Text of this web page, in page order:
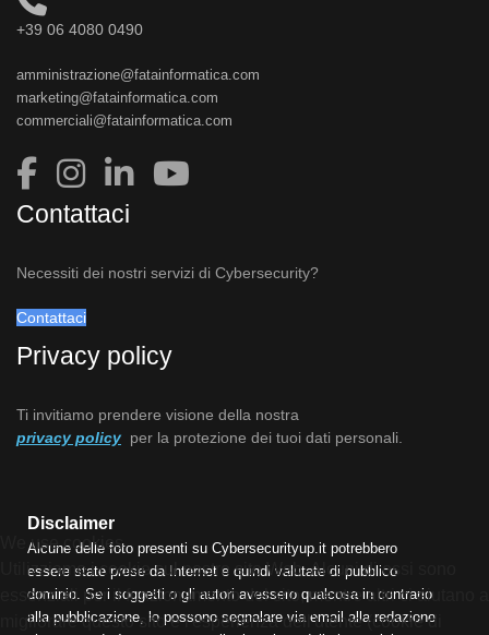
+39 06 4080 0490
amministrazione@fatainformatica.com
marketing@fatainformatica.com
commerciali@fatainformatica.com
Contattaci
Necessiti dei nostri servizi di Cybersecurity?
Contattaci
Privacy policy
Ti invitiamo prendere visione della nostra
privacy policy per la protezione dei tuoi dati personali.
Disclaimer
Alcune delle foto presenti su Cybersecurityup.it potrebbero
essere state prese da Internet e quindi valutate di pubblico
dominio. Se i soggetti o gli autori avessero qualcosa in contrario
alla pubblicazione, lo possono segnalare via email alla redazione
We use cookies
Utilizziamo i cookie sul nostro sito Web. Alcuni di essi sono
essenziali per il funzionamento del sito, mentre altri ci aiutano a
migliorare questo sito e l'esperienza dell'utente (cookie di